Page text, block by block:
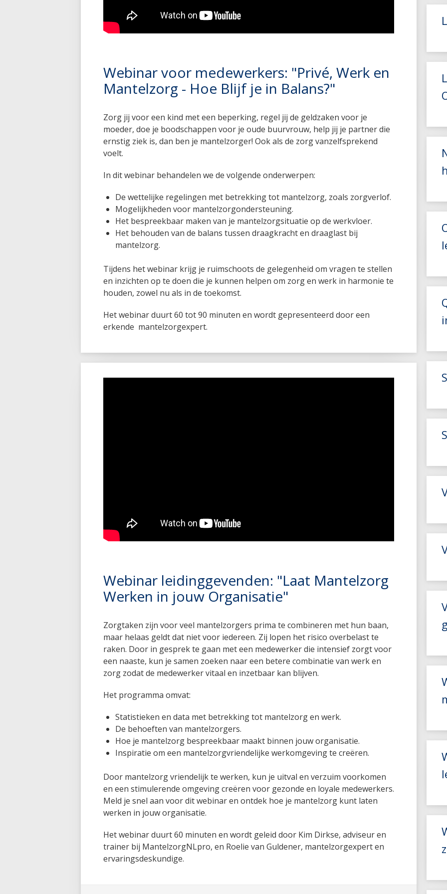
Webinar voor medewerkers: "Privé, Werk en
Mantelzorg - Hoe Blijf je in Balans?"
Zorg jij voor een kind met een beperking, regel jij de geldzaken voor je
moeder, doe je boodschappen voor je oude buurvrouw, help jij je partner die
ernstig ziek is, dan ben je mantelzorger! Ook als de zorg vanzelfsprekend
voelt.
In dit webinar behandelen we de volgende onderwerpen:
De wettelijke regelingen met betrekking tot mantelzorg, zoals zorgverlof.
Mogelijkheden voor mantelzorgondersteuning.
Het bespreekbaar maken van je mantelzorgsituatie op de werkvloer.
Het behouden van de balans tussen draagkracht en draaglast bij
mantelzorg.
Tijdens het webinar krijg je ruimschoots de gelegenheid om vragen te stellen
en inzichten op te doen die je kunnen helpen om zorg en werk in harmonie te
houden, zowel nu als in de toekomst.
Het webinar duurt 60 tot 90 minuten en wordt gepresenteerd door een
erkende mantelzorgexpert.
Webinar leidinggevenden: "Laat Mantelzorg
Werken in jouw Organisatie"
Zorgtaken zijn voor veel mantelzorgers prima te combineren met hun baan,
maar helaas geldt dat niet voor iedereen. Zij lopen het risico overbelast te
raken. Door in gesprek te gaan met een medewerker die intensief zorgt voor
een naaste, kun je samen zoeken naar een betere combinatie van werk en
zorg zodat de medewerker vitaal en inzetbaar kan blijven.
Het programma omvat:
Statistieken en data met betrekking tot mantelzorg en werk.
De behoeften van mantelzorgers.
Hoe je mantelzorg bespreekbaar maakt binnen jouw organisatie.
Inspiratie om een mantelzorgvriendelijke werkomgeving te creëren.
Door mantelzorg vriendelijk te werken, kun je uitval en verzuim voorkomen
en een stimulerende omgeving creëren voor gezonde en loyale medewerkers.
Meld je snel aan voor dit webinar en ontdek hoe je mantelzorg kunt laten
werken in jouw organisatie.
Het webinar duurt 60 minuten en wordt geleid door Kim Dirkse, adviseur en
trainer bij MantelzorgNLpro, en Roelie van Guldener, mantelzorgexpert en
ervaringsdeskundige.